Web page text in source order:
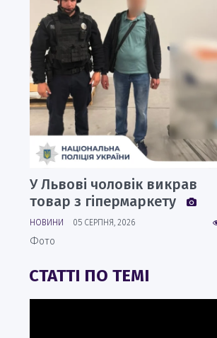
У Львові чоловік викрав
товар з гіпермаркету
НОВИНИ 05 СЕРПНЯ, 2026
Фото
СТАТТІ ПО ТЕМІ